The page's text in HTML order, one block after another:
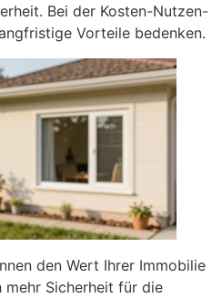
Bei der Kosten-Nutzen-
Vorteile bedenken.
den Wert Ihrer Immobilie
mehr Sicherheit für die